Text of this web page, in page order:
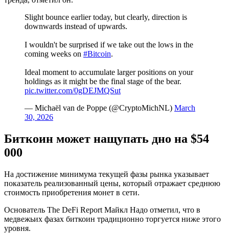
Slight bounce earlier today, but clearly, direction is
downwards instead of upwards.
I wouldn't be surprised if we take out the lows in the
coming weeks on #Bitcoin.
Ideal moment to accumulate larger positions on your
holdings as it might be the final stage of the bear.
pic.twitter.com/0gDEJMQSut
— Michaël van de Poppe (@CryptoMichNL) March
30, 2026
Биткоин может нащупать дно на $54
000
На достижение минимума текущей фазы рынка указывает
показатель реализованный цены, который отражает среднюю
стоимость приобретения монет в сети.
Основатель The DeFi Report Майкл Надо отметил, что в
медвежьих фазах биткоин традиционно торгуется ниже этого
уровня.